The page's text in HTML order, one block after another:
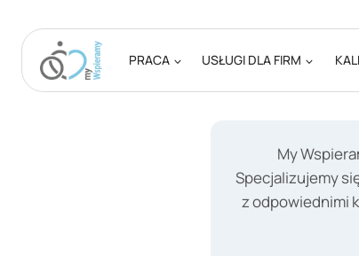
PRACA USŁUGI DLA FIRM
My
Specjalizujemy
z odpowiednimi